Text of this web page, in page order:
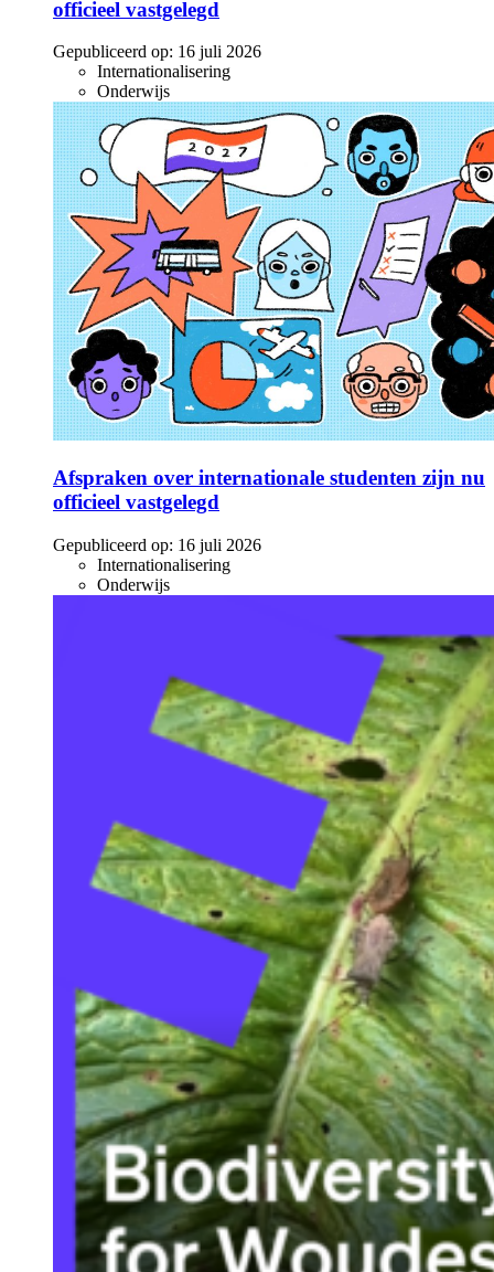
officieel vastgelegd
Gepubliceerd op: 16 juli 2026
Internationalisering
Onderwijs
Afspraken over internationale studenten zijn nu
officieel vastgelegd
Gepubliceerd op: 16 juli 2026
Internationalisering
Onderwijs